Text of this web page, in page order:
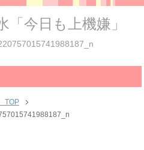
今日も上機嫌」
TOP